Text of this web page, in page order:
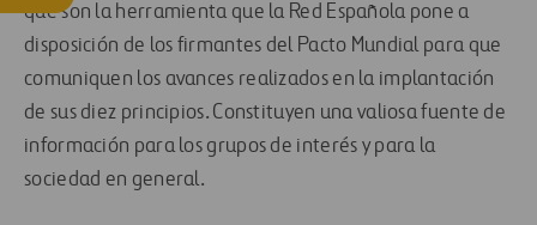
que son la herramienta que la Red Española pone a
disposición de los firmantes del Pacto Mundial para que
comuniquen los avances realizados en la implantación
de sus diez principios. Constituyen una valiosa fuente de
información para los grupos de interés y para la
sociedad en general.